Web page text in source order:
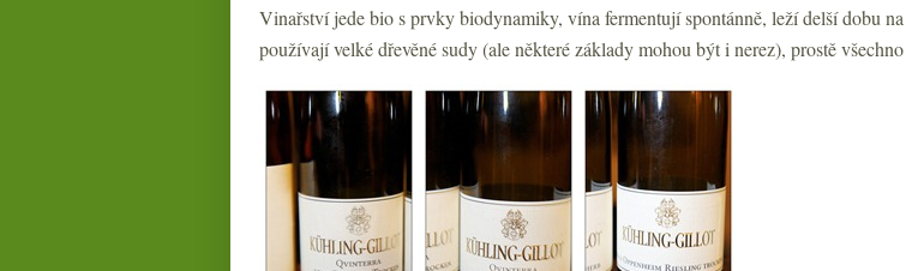
Vinařství jede bio s prvky biodynamiky, vína fermentují spontánně, leží delší dobu
používají velké dřevěné sudy (ale některé základy mohou být i nerez), prostě